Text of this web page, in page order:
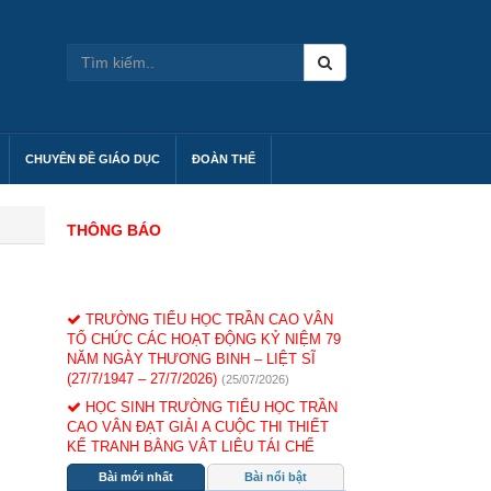
CHUYÊN ĐỀ GIÁO DỤC ĐOÀN THỂ
THÔNG BÁO
TỔ CHỨC CÁC HOẠT ĐỘNG KỶ NIỆM 79
NĂM NGÀY THƯƠNG BINH – LIỆT SĨ
(27/7/1947 – 27/7/2026)
(25/07/2026)
HỌC SINH TRƯỜNG TIỂU HỌC TRẦN
CAO VÂN ĐẠT GIẢI A CUỘC THI THIẾT
KẾ TRANH BẰNG VẬT LIỆU TÁI CHẾ
HƯỞNG ỨNG NGÀY MÔI TRƯỜNG THẾ
GIỚI NĂM 2026 (07/06/2026)
Bài mới nhất Bài nổi bật